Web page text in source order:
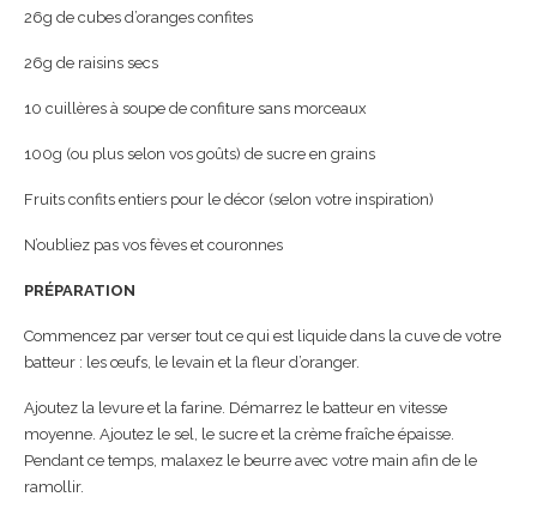
26g de cubes d’oranges confites
26g de raisins secs
10 cuillères à soupe de confiture sans morceaux
100g (ou plus selon vos goûts) de sucre en grains
Fruits confits entiers pour le décor (selon votre inspiration)
N’oubliez pas vos fèves et couronnes
PRÉPARATION
Commencez par verser tout ce qui est liquide dans la cuve de votre
batteur : les œufs, le levain et la fleur d’oranger.
Ajoutez la levure et la farine. Démarrez le batteur en vitesse
moyenne. Ajoutez le sel, le sucre et la crème fraîche épaisse.
Pendant ce temps, malaxez le beurre avec votre main afin de le
ramollir.